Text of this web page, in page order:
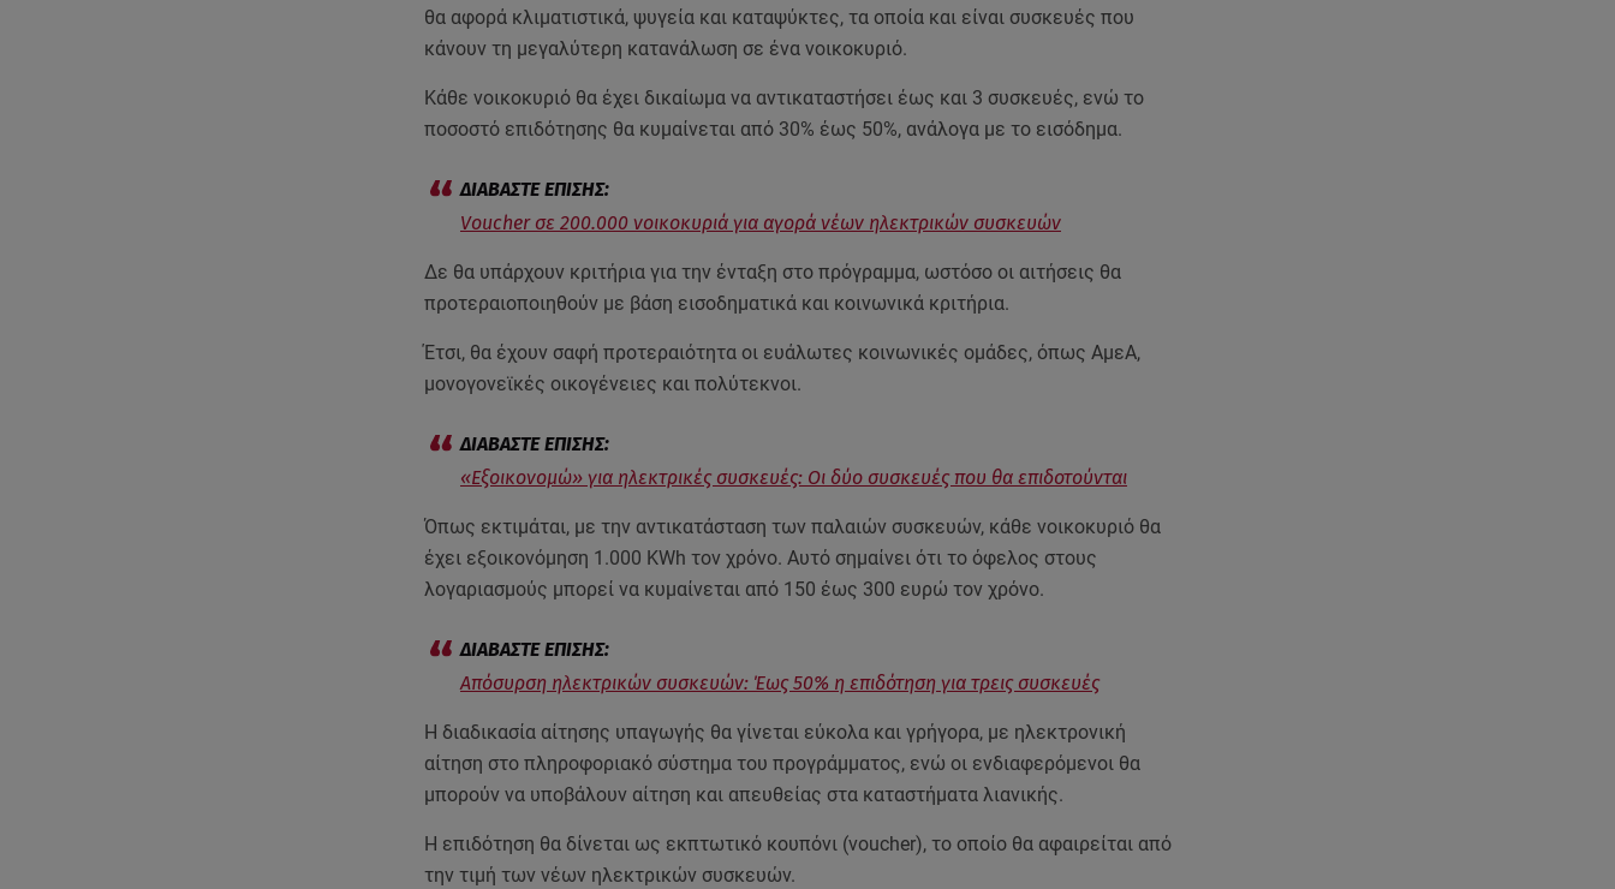
θα αφορά κλιματιστικά, ψυγεία και καταψύκτες, τα οποία και είναι συσκευές που
κάνουν τη μεγαλύτερη κατανάλωση σε ένα νοικοκυριό.
Κάθε νοικοκυριό θα έχει δικαίωμα να αντικαταστήσει έως και 3 συσκευές, ενώ το
ποσοστό επιδότησης θα κυμαίνεται από 30% έως 50%, ανάλογα με το εισόδημα.
Voucher σε 200.000 νοικοκυριά για αγορά νέων ηλεκτρικών συσκευών
Δε θα υπάρχουν κριτήρια για την ένταξη στο πρόγραμμα, ωστόσο οι αιτήσεις θα
προτεραιοποιηθούν με βάση εισοδηματικά και κοινωνικά κριτήρια.
Έτσι, θα έχουν σαφή προτεραιότητα οι ευάλωτες κοινωνικές ομάδες, όπως ΑμεΑ,
μονογονεϊκές οικογένειες και πολύτεκνοι.
«Εξοικονομώ» για ηλεκτρικές συσκευές: Οι δύο συσκευές που θα επιδοτούνται
Όπως εκτιμάται, με την αντικατάσταση των παλαιών συσκευών, κάθε νοικοκυριό θα
έχει εξοικονόμηση 1.000 KWh τον χρόνο. Αυτό σημαίνει ότι το όφελος στους
λογαριασμούς μπορεί να κυμαίνεται από 150 έως 300 ευρώ τον χρόνο.
Απόσυρση ηλεκτρικών συσκευών: Έως 50% η επιδότηση για τρεις συσκευές
Η διαδικασία αίτησης υπαγωγής θα γίνεται εύκολα και γρήγορα, με ηλεκτρονική
αίτηση στο πληροφοριακό σύστημα του προγράμματος, ενώ οι ενδιαφερόμενοι θα
μπορούν να υποβάλουν αίτηση και απευθείας στα καταστήματα λιανικής.
Η επιδότηση θα δίνεται ως εκπτωτικό κουπόνι (voucher), το οποίο θα αφαιρείται από
την τιμή των νέων ηλεκτρικών συσκευών.